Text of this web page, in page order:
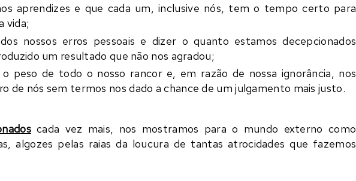
aprendizes e que cada um, inclusive nós, tem o tempo certo para
vida;
nossos erros pessoais e dizer o quanto estamos decepcionados
um resultado que não nos agradou;
peso de todo o nosso rancor e, em razão de nossa ignorância, nos
de nós sem termos nos dado a chance de um julgamento mais justo.
cada vez mais, nos mostramos para o mundo externo como
algozes pelas raias da loucura de tantas atrocidades que fazemos